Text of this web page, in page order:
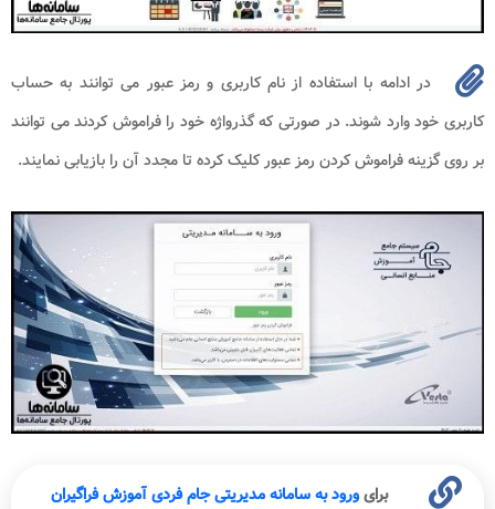
در ادامه با استفاده از نام کاربری و رمز عبور می توانند به حساب
کاربری خود وارد شوند. در صورتی که گذرواژه خود را فراموش کردند می توانند
بر روی گزینه فراموش کردن رمز عبور کلیک کرده تا مجدد آن را بازیابی نمایند.
برایورود به سامانه مدیریتی جام فردی آموزش فراگیران